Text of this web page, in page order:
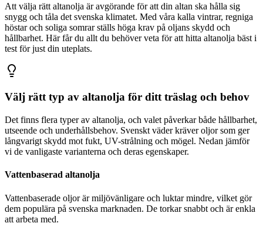
Att välja rätt altanolja är avgörande för att din altan ska hålla sig
snygg och tåla det svenska klimatet. Med våra kalla vintrar, regniga
höstar och soliga somrar ställs höga krav på oljans skydd och
hållbarhet. Här får du allt du behöver veta för att hitta altanolja bäst i
test för just din uteplats.
Välj rätt typ av altanolja för ditt träslag och behov
Det finns flera typer av altanolja, och valet påverkar både hållbarhet,
utseende och underhållsbehov. Svenskt väder kräver oljor som ger
långvarigt skydd mot fukt, UV-strålning och mögel. Nedan jämför
vi de vanligaste varianterna och deras egenskaper.
Vattenbaserad altanolja
Vattenbaserade oljor är miljövänligare och luktar mindre, vilket gör
dem populära på svenska marknaden. De torkar snabbt och är enkla
att arbeta med.